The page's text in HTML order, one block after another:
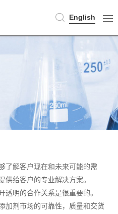
English
了解客户现在和未来可能的需
供给客户的专业解决方案。
透明的合作关系是很重要的。
加剂市场的可靠性，质量和交货